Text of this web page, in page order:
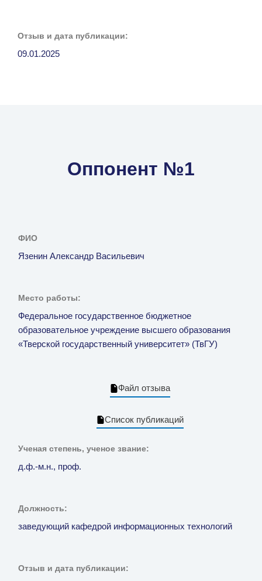
Отзыв и дата публикации:
09.01.2025
Оппонент №1
ФИО
Язенин Александр Васильевич
Место работы:
Федеральное государственное бюджетное
образовательное учреждение высшего образования
«Тверской государственный университет» (ТвГУ)
Файл отзыва
Список публикаций
Ученая степень, ученое звание:
д.ф.-м.н., проф.
Должность:
заведующий кафедрой информационных технологий
Отзыв и дата публикации: